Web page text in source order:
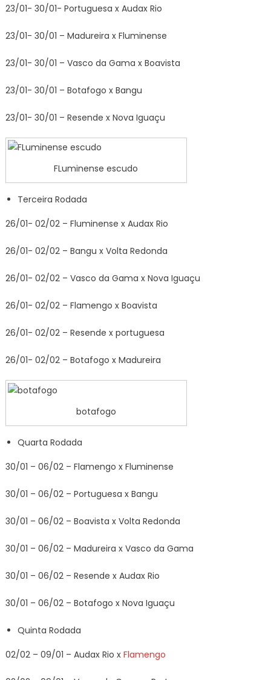
23/01- 30/01- Portuguesa x Audax Rio
23/01- 30/01 – Madureira x Fluminense
23/01- 30/01 – Vasco da Gama x Boavista
23/01- 30/01 – Botafogo x Bangu
23/01- 30/01 – Resende x Nova Iguaçu
FLuminense escudo
Terceira Rodada
26/01- 02/02 – Fluminense x Audax Rio
26/01- 02/02 – Bangu x Volta Redonda
26/01- 02/02 – Vasco da Gama x Nova Iguaçu
26/01- 02/02 – Flamengo x Boavista
26/01- 02/02 – Resende x portuguesa
26/01- 02/02 – Botafogo x Madureira
botafogo
Quarta Rodada
30/01 – 06/02 – Flamengo x Fluminense
30/01 – 06/02 – Portuguesa x Bangu
30/01 – 06/02 – Boavista x Volta Redonda
30/01 – 06/02 – Madureira x Vasco da Gama
30/01 – 06/02 – Resende x Audax Rio
30/01 – 06/02 – Botafogo x Nova Iguaçu
Quinta Rodada
02/02 – 09/01 – Audax Rio x Flamengo